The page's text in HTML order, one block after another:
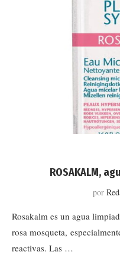
ROSAKALM,
por
Rosakalm es un agua
rosa mosqueta,
reactivas. Las …